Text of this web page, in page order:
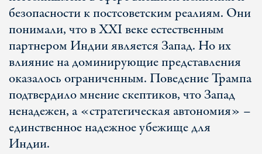
безопасности к постсоветским реалиям. Они
понимали, что в XXI веке естественным
партнером Индии является Запад. Но их
влияние на доминирующие представления
оказалось ограниченным. Поведение Трампа
подтвердило мнение скептиков, что Запад
ненадежен, а «стратегическая автономия» –
единственное надежное убежище для
Индии.